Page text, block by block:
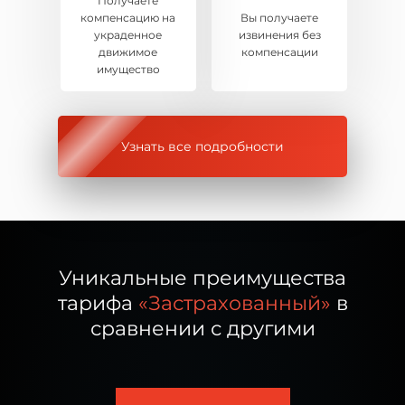
компенсацию на
украденное
движимое
имущество
Вы получаете
извинения без
компенсации
Узнать все подробности
Уникальные преимущества
тарифа «Застрахованный» в
сравнении с другими